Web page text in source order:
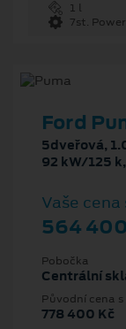
1 l
7st.
Ford
5dveřová,
92 kW/125
Vaše cena
564
Pobočka
Centrální
Původní cena s
778 400 Kč